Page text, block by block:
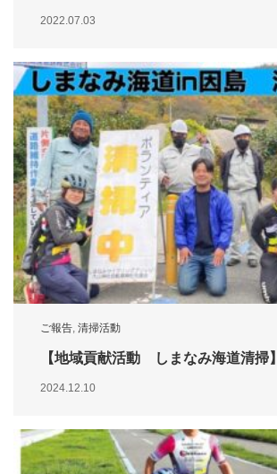
2022.07.03
ご報告, 清掃活動
【地域貢献活動 しまなみ海道清掃】
2024.12.10